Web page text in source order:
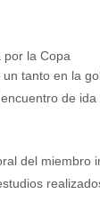
tanto en la
de
del miembro